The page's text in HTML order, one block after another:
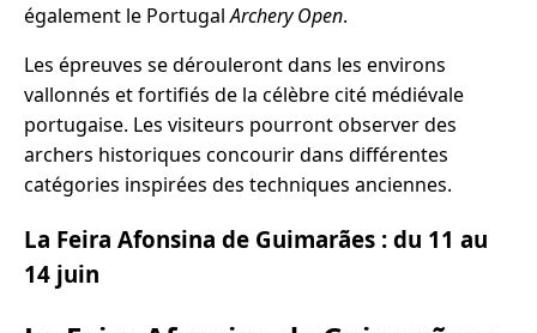
également le PortugalArchery Open.
Les épreuves se dérouleront dans les environs
vallonnés et fortifiés de la célèbre cité médiévale
portugaise. Les visiteurs pourront observer des
archers historiques concourir dans différentes
catégories inspirées des techniques anciennes.
La Feira Afonsina de Guimarães : du 11 au
14 juin